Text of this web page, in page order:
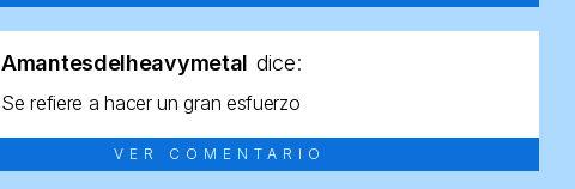
Amantesdelheavymetal dice:
Se refiere a hacer un gran esfuerzo
VER COMENTARIO